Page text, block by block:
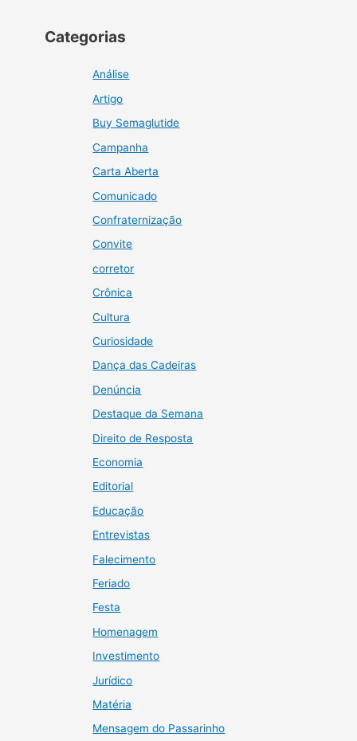
Categorias
Análise
Artigo
Buy Semaglutide
Campanha
Carta Aberta
Comunicado
Confraternização
Convite
corretor
Crônica
Cultura
Curiosidade
Dança das Cadeiras
Denúncia
Destaque da Semana
Direito de Resposta
Economia
Editorial
Educação
Entrevistas
Falecimento
Feriado
Festa
Homenagem
Investimento
Jurídico
Matéria
Mensagem do Passarinho